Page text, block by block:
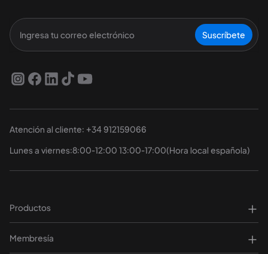
Suscríbete
Atención al cliente: +34 912159066
Lunes a viernes:8:00-12:00 13:00-17:00(Hora local española)
Productos
Membresía